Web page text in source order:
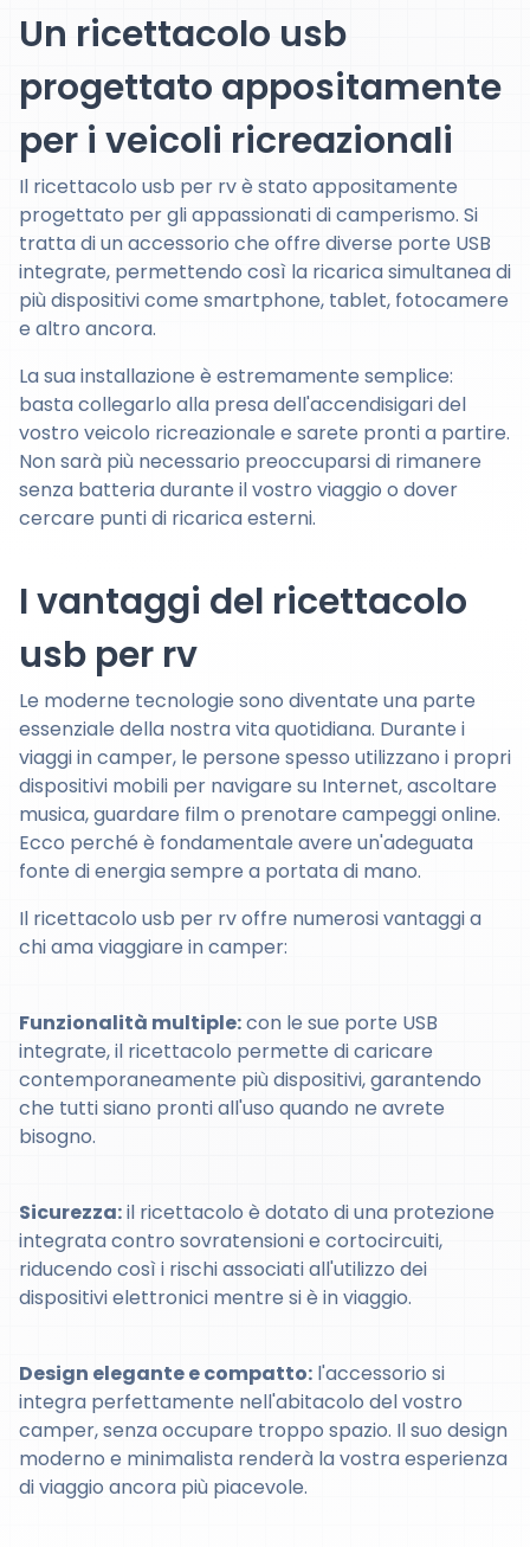
Un ricettacolo usb
progettato appositamente
per i veicoli ricreazionali
Il ricettacolo usb per rv è stato appositamente
progettato per gli appassionati di camperismo. Si
tratta di un accessorio che offre diverse porte USB
integrate, permettendo così la ricarica simultanea di
più dispositivi come smartphone, tablet, fotocamere
e altro ancora.
La sua installazione è estremamente semplice:
basta collegarlo alla presa dell'accendisigari del
vostro veicolo ricreazionale e sarete pronti a partire.
Non sarà più necessario preoccuparsi di rimanere
senza batteria durante il vostro viaggio o dover
cercare punti di ricarica esterni.
I vantaggi del ricettacolo
usb per rv
Le moderne tecnologie sono diventate una parte
essenziale della nostra vita quotidiana. Durante i
viaggi in camper, le persone spesso utilizzano i propri
dispositivi mobili per navigare su Internet, ascoltare
musica, guardare film o prenotare campeggi online.
Ecco perché è fondamentale avere un'adeguata
fonte di energia sempre a portata di mano.
Il ricettacolo usb per rv offre numerosi vantaggi a
chi ama viaggiare in camper:
Funzionalità multiple:con le sue porte USB
integrate, il ricettacolo permette di caricare
contemporaneamente più dispositivi, garantendo
che tutti siano pronti all'uso quando ne avrete
bisogno.
Sicurezza:il ricettacolo è dotato di una protezione
integrata contro sovratensioni e cortocircuiti,
riducendo così i rischi associati all'utilizzo dei
dispositivi elettronici mentre si è in viaggio.
Design elegante e compatto: l'accessorio si
integra perfettamente nell'abitacolo del vostro
camper, senza occupare troppo spazio. Il suo design
moderno e minimalista renderà la vostra esperienza
di viaggio ancora più piacevole.